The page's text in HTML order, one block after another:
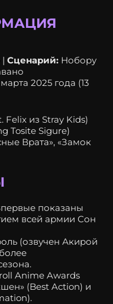
Сценарий: Нобору
2025 года (13
Felix из Stray Kids)
Tosite Sigure)
Врата», «Замок
показаны
всей армии Сон
(озвучен Акирой
Anime Awards
(Best Action) и